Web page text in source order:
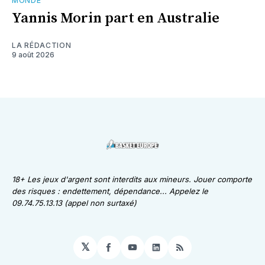
Yannis Morin part en Australie
LA RÉDACTION
9 août 2026
18+ Les jeux d'argent sont interdits aux mineurs. Jouer comporte
des risques : endettement, dépendance... Appelez le
09.74.75.13.13 (appel non surtaxé)
𝕏 Facebook
YouTube
LinkedIn
RSS